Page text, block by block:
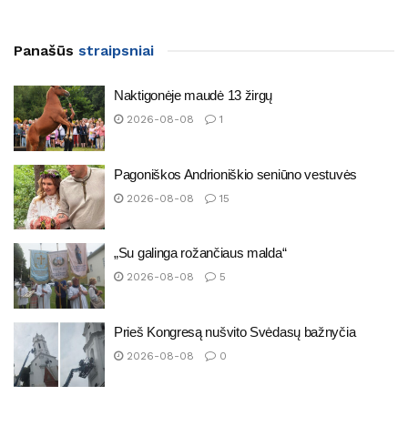
Panašūs straipsniai
Naktigonėje maudė 13 žirgų
2026-08-08 1
Pagoniškos Andrioniškio seniūno vestuvės
2026-08-08 15
„Su galinga rožančiaus malda“
2026-08-08 5
Prieš Kongresą nušvito Svėdasų bažnyčia
2026-08-08 0